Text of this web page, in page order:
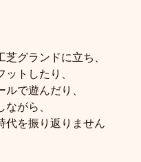
芝グランドに立ち、
ットしたり、
ルで遊んだり、
ながら、
代を振り返りません